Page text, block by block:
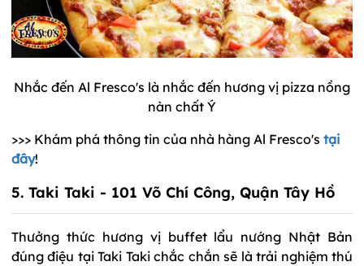
Nhắc đến Al Fresco's là nhắc đến hương vị pizza nồng
nàn chất Ý
>>> Khám phá thông tin của nhà hàng Al Fresco's tại
đây!
5. Taki Taki - 101 Võ Chí Công, Quận Tây Hồ
Thưởng thức hương vị buffet lẩu nướng Nhật Bản
đúng điệu tại Taki Taki chắc chắn sẽ là trải nghiệm thú